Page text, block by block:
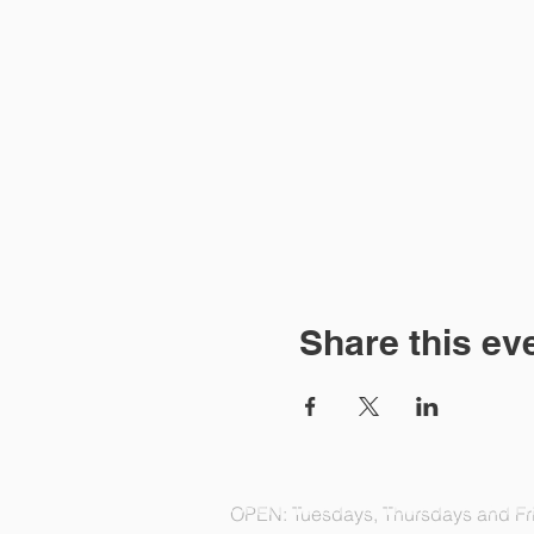
Share this
OPEN: Tuesdays, Thursdays and